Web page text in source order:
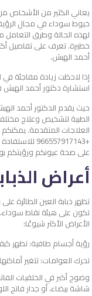
يعاني الكثير من الأشخاص
خيوط سوداء في مجال
لهذه الحالة وطرق التعامل
خطيرة. تعرف على تفاصيل
أحمد الهبش.
إذا لاحظت زيادة مفاجئة
استشارة دكتور أحمد
حيث يقدم الدكتور أحمد
الطبية لتشخيص وعلاج
العلاجات المتقدمة. يمكنكم
على صحة عيونكم ورؤيتكم
أعراض
تظهر ذبابة العين الطائرة
تكون على هيئة نقاط
الأعراض الأكثر شيوعًا:
رؤية أجسام طافية: تظهر
تحرك العوامات: تتغير
وضوح أكبر في الخلفيات
شاشة بيضاء، أو جدار فاتح